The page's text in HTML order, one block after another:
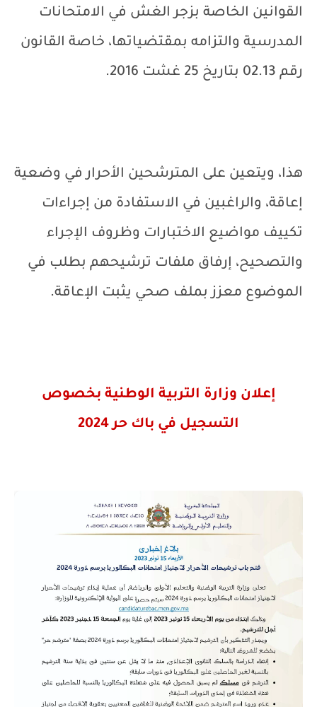
القوانين الخاصة بزجر الغش في الامتحانات
المدرسية والتزامه بمقتضياتها، خاصة القانون
رقم 02.13 بتاريخ 25 غشت 2016.
هذا، ويتعين على المترشحين الأحرار في وضعية
إعاقة، والراغبين في الاستفادة من إجراءات
تكييف مواضيع الاختبارات وظروف الإجراء
والتصحيح، إرفاق ملفات ترشيحهم بطلب في
الموضوع معزز بملف صحي يثبت الإعاقة.
إعلان وزارة التربية الوطنية بخصوص
التسجيل في باك حر 2024